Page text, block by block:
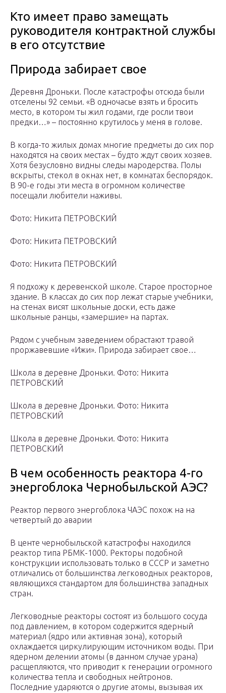
Кто имеет право замещать
руководителя контрактной службы
в его отсутствие
Природа забирает свое
Деревня Дроньки. После катастрофы отсюда были
отселены 92 семьи. «В одночасье взять и бросить
место, в котором ты жил годами, где росли твои
предки…» – постоянно крутилось у меня в голове.
В когда-то жилых домах многие предметы до сих пор
находятся на своих местах – будто ждут своих хозяев.
Хотя безусловно видны следы мародерства. Полы
вскрыты, стекол в окнах нет, в комнатах беспорядок.
В 90-е годы эти места в огромном количестве
посещали любители наживы.
Фото: Никита ПЕТРОВСКИЙ
Фото: Никита ПЕТРОВСКИЙ
Фото: Никита ПЕТРОВСКИЙ
Я подхожу к деревенской школе. Старое просторное
здание. В классах до сих пор лежат старые учебники,
на стенах висят школьные доски, есть даже
школьные ранцы, «замершие» на партах.
Рядом с учебным заведением обрастают травой
проржавевшие «Ижи». Природа забирает свое…
Школа в деревне Дроньки. Фото: Никита
ПЕТРОВСКИЙ
Школа в деревне Дроньки. Фото: Никита
ПЕТРОВСКИЙ
Школа в деревне Дроньки. Фото: Никита
ПЕТРОВСКИЙ
В чем особенность реактора 4-го
энергоблока Чернобыльской АЭС?
Реактор первого энергоблока ЧАЭС похож на на
четвертый до аварии
В центе чернобыльской катастрофы находился
реактор типа РБМК-1000. Ректоры подобной
конструкции использовать только в СССР и заметно
отличались от большинства легководных реакторов,
являющихся стандартом для большинства западных
стран.
Легководные реакторы состоят из большого сосуда
под давлением, в котором содержится ядерный
материал (ядро или активная зона), который
охлаждается циркулирующим источником воды. При
ядерном делении атомы (в данном случае урана)
расщепляются, что приводит к генерации огромного
количества тепла и свободных нейтронов.
Последние ударяются о другие атомы, вызывая их